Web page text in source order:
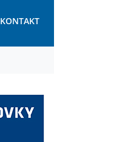
KONTAKT